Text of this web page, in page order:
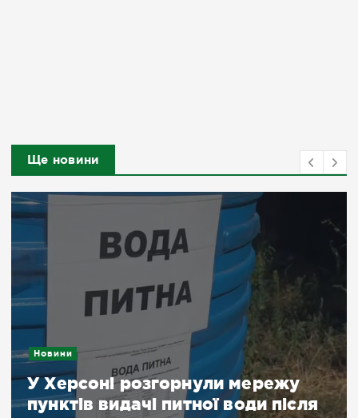
Ще новини
Новини
У Херсоні розгорнули мережу
пунктів видачі питної води після